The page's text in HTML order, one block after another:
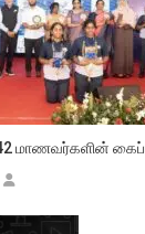
மாணவர்களின்